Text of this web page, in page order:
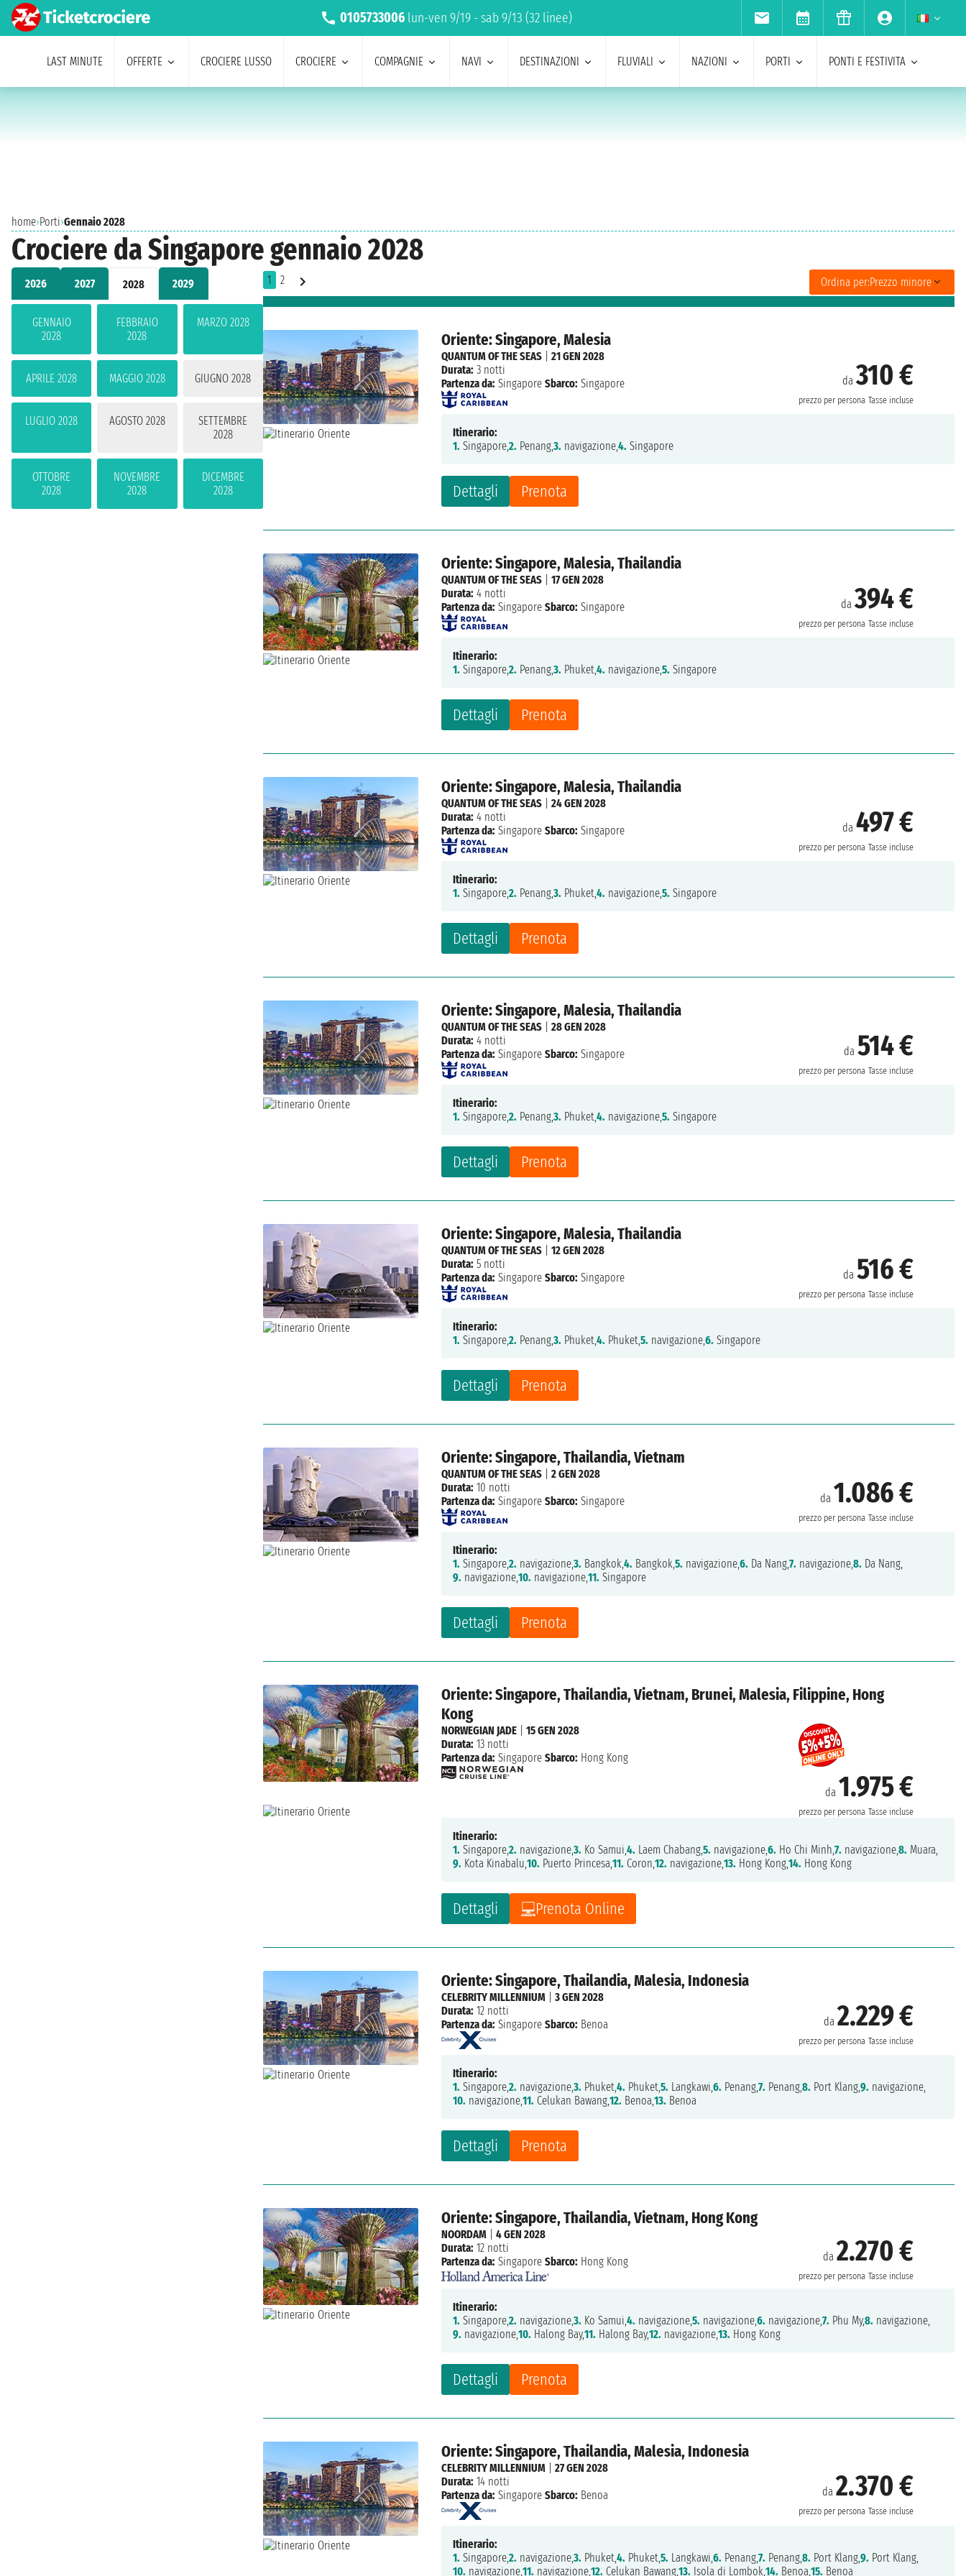
0105733006 lun-ven 9/19 - sab 9/13 (32 linee)
LAST MINUTE OFFERTE CROCIERE LUSSO CROCIERE COMPAGNIE NAVI DESTINAZIONI FLUVIALI NAZIONI PORTI PONTI E FESTIVITA
home›Porti›Gennaio 2028
Crociere da Singapore gennaio 2028
2026 2027 2028 2029
GENNAIO
2028
FEBBRAIO
2028
MARZO 2028
APRILE 2028 MAGGIO 2028 GIUGNO 2028
LUGLIO 2028 AGOSTO 2028
SETTEMBRE
2028
OTTOBRE
2028
NOVEMBRE
2028
DICEMBRE
2028
1 2 Ordina per:Prezzo minore
Oriente: Singapore, Malesia
da310 €
prezzo per persona Tasse incluse
Dettagli Prenota
QUANTUM OF THE SEAS |21 GEN 2028
Durata: 3 notti
Partenza da: Singapore Sbarco: Singapore
Itinerario:
1. Singapore,2. Penang,3. navigazione,4. Singapore
Oriente: Singapore, Malesia, Thailandia
da394 €
prezzo per persona Tasse incluse
Dettagli Prenota
QUANTUM OF THE SEAS |17 GEN 2028
Durata: 4 notti
Partenza da: Singapore Sbarco: Singapore
Itinerario:
1. Singapore,2. Penang,3. Phuket,4. navigazione,5. Singapore
Oriente: Singapore, Malesia, Thailandia
da497 €
prezzo per persona Tasse incluse
Dettagli Prenota
QUANTUM OF THE SEAS |24 GEN 2028
Durata: 4 notti
Partenza da: Singapore Sbarco: Singapore
Itinerario:
1. Singapore,2. Penang,3. Phuket,4. navigazione,5. Singapore
Oriente: Singapore, Malesia, Thailandia
da514 €
prezzo per persona Tasse incluse
Dettagli Prenota
QUANTUM OF THE SEAS |28 GEN 2028
Durata: 4 notti
Partenza da: Singapore Sbarco: Singapore
Itinerario:
1. Singapore,2. Penang,3. Phuket,4. navigazione,5. Singapore
Oriente: Singapore, Malesia, Thailandia
da516 €
prezzo per persona Tasse incluse
Dettagli Prenota
QUANTUM OF THE SEAS |12 GEN 2028
Durata: 5 notti
Partenza da: Singapore Sbarco: Singapore
Itinerario:
1. Singapore,2. Penang,3. Phuket,4. Phuket,5. navigazione,6. Singapore
Oriente: Singapore, Thailandia, Vietnam
da 1.086 €
prezzo per persona Tasse incluse
Dettagli Prenota
QUANTUM OF THE SEAS |2 GEN 2028
Durata: 10 notti
Partenza da: Singapore Sbarco: Singapore
Itinerario:
1. Singapore,2. navigazione,3. Bangkok,4. Bangkok,5. navigazione,6. Da Nang,7. navigazione,8. Da Nang,
9. navigazione,10. navigazione,11. Singapore
Oriente: Singapore, Thailandia, Vietnam, Brunei, Malesia, Filippine, Hong
Kong
da 1.975 €
prezzo per persona Tasse incluse
Dettagli Prenota Online
NORWEGIAN JADE |15 GEN 2028
Durata: 13 notti
Partenza da: Singapore Sbarco: Hong Kong
Itinerario:
1. Singapore,2. navigazione,3. Ko Samui,4. Laem Chabang,5. navigazione,6. Ho Chi Minh,7. navigazione,8. Muara,
9. Kota Kinabalu,10. Puerto Princesa,11. Coron,12. navigazione,13. Hong Kong,14. Hong Kong
Oriente: Singapore, Thailandia, Malesia, Indonesia
da2.229 €
prezzo per persona Tasse incluse
Dettagli Prenota
CELEBRITY MILLENNIUM |3 GEN 2028
Durata: 12 notti
Partenza da: Singapore Sbarco: Benoa
Itinerario:
1. Singapore,2. navigazione,3. Phuket,4. Phuket,5. Langkawi,6. Penang,7. Penang,8. Port Klang,9. navigazione,
10. navigazione,11. Celukan Bawang,12. Benoa,13. Benoa
Oriente: Singapore, Thailandia, Vietnam, Hong Kong
da2.270 €
prezzo per persona Tasse incluse
Dettagli Prenota
NOORDAM |4 GEN 2028
Durata: 12 notti
Partenza da: Singapore Sbarco: Hong Kong
Itinerario:
1. Singapore,2. navigazione,3. Ko Samui,4. navigazione,5. navigazione,6. navigazione,7. Phu My,8. navigazione,
9. navigazione,10. Halong Bay,11. Halong Bay,12. navigazione,13. Hong Kong
Oriente: Singapore, Thailandia, Malesia, Indonesia
da2.370 €
prezzo per persona Tasse incluse
CELEBRITY MILLENNIUM |27 GEN 2028
Durata: 14 notti
Partenza da: Singapore Sbarco: Benoa
Itinerario:
1. Singapore,2. navigazione,3. Phuket,4. Phuket,5. Langkawi,6. Penang,7. Penang,8. Port Klang,9. Port Klang,
10. navigazione,11. navigazione,12. Celukan Bawang,13. Isola di Lombok,14. Benoa,15. Benoa